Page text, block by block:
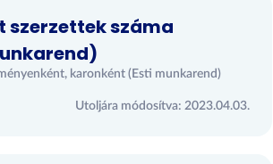
szerzettek száma
karonként (Esti munkarend)
Utoljára módosítva: 2023.04.03.